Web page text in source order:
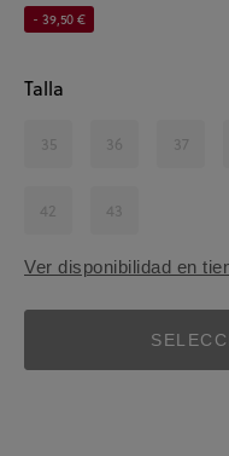
- 39,50 €
Talla
35 36 37
42 43
Ver disponibilidad en